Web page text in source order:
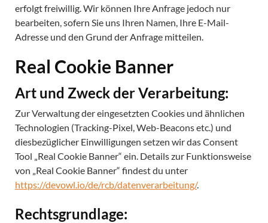
erfolgt freiwillig. Wir können Ihre Anfrage jedoch nur
bearbeiten, sofern Sie uns Ihren Namen, Ihre E-Mail-
Adresse und den Grund der Anfrage mitteilen.
Real Cookie Banner
Art und Zweck der Verarbeitung:
Zur Verwaltung der eingesetzten Cookies und ähnlichen
Technologien (Tracking-Pixel, Web-Beacons etc.) und
diesbezüglicher Einwilligungen setzen wir das Consent
Tool „Real Cookie Banner“ ein. Details zur Funktionsweise
von „Real Cookie Banner“ findest du unter
https://devowl.io/de/rcb/datenverarbeitung/.
Rechtsgrundlage: